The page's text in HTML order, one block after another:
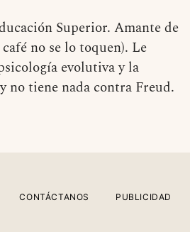
Superior. Amante de
no se lo toquen). Le
evolutiva y la
no tiene nada contra Freud.
CONTÁCTANOS PUBLICIDAD